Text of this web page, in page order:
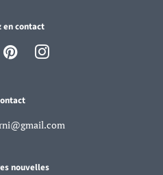
en contact
PinterestInstagram
nouvelles